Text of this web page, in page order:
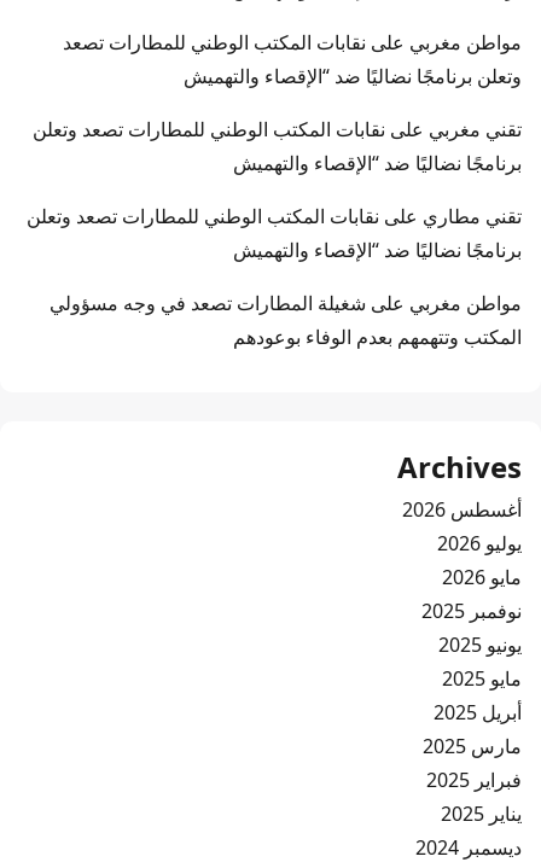
مواطن مغربي على نقابات المكتب الوطني للمطارات تصعد
وتعلن برنامجًا نضاليًا ضد “الإقصاء والتهميش
تقني مغربي على نقابات المكتب الوطني للمطارات تصعد وتعلن
برنامجًا نضاليًا ضد “الإقصاء والتهميش
تقني مطاري على نقابات المكتب الوطني للمطارات تصعد وتعلن
برنامجًا نضاليًا ضد “الإقصاء والتهميش
مواطن مغربي على شغيلة المطارات تصعد في وجه مسؤولي
المكتب وتتهمهم بعدم الوفاء بوعودهم
Archives
أغسطس 2026
يوليو 2026
مايو 2026
نوفمبر 2025
يونيو 2025
مايو 2025
أبريل 2025
مارس 2025
فبراير 2025
يناير 2025
ديسمبر 2024